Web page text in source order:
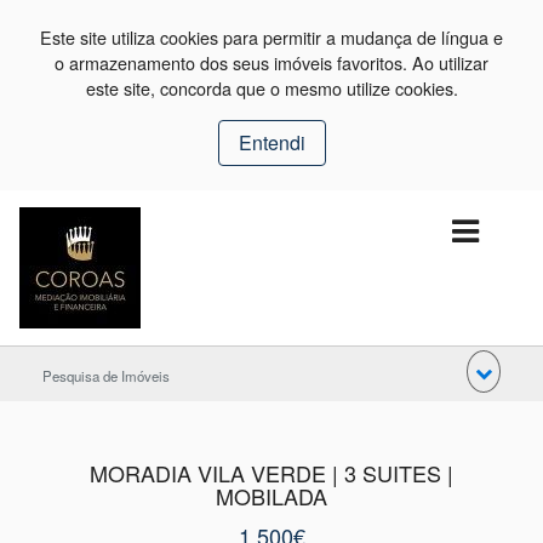
Este site utiliza cookies para permitir a mudança de língua e
o armazenamento dos seus imóveis favoritos. Ao utilizar
este site, concorda que o mesmo utilize cookies.
Entendi
Pesquisa de Imóveis
MORADIA VILA VERDE | 3 SUITES |
MOBILADA
1.500€